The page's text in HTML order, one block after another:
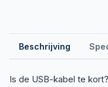
Beschrijving
Is de USB-kabel te